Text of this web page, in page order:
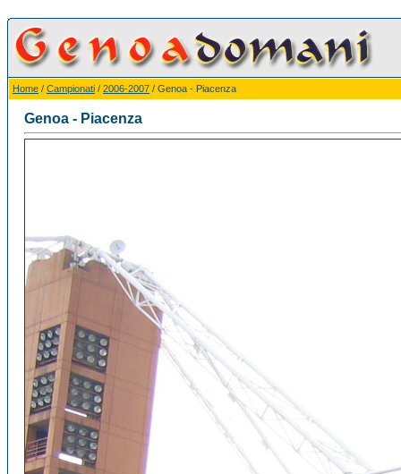
Home / Campionati / 2006-2007 / Genoa - Piacenza
Genoa - Piacenza